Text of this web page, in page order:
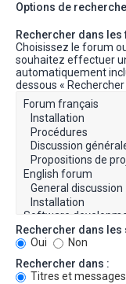
Options de recherche
Rechercher dans les
Choisissez le forum
souhaitez effectuer
automatiquement
dessous «
Rechercher dans
Oui
Non
Rechercher dans :
Titres et messages